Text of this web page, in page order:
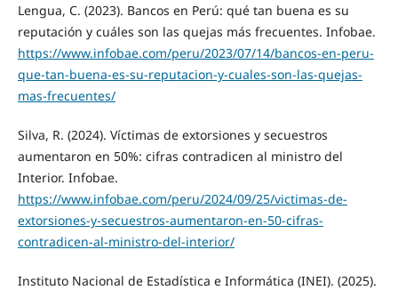
Lengua, C. (2023). Bancos en Perú: qué tan buena es su
reputación y cuáles son las quejas más frecuentes. Infobae.
https://www.infobae.com/peru/2023/07/14/bancos-en-peru-
que-tan-buena-es-su-reputacion-y-cuales-son-las-quejas-
mas-frecuentes/
Silva, R. (2024). Víctimas de extorsiones y secuestros
aumentaron en 50%: cifras contradicen al ministro del
Interior. Infobae.
https://www.infobae.com/peru/2024/09/25/victimas-de-
extorsiones-y-secuestros-aumentaron-en-50-cifras-
contradicen-al-ministro-del-interior/
Instituto Nacional de Estadística e Informática (INEI). (2025).